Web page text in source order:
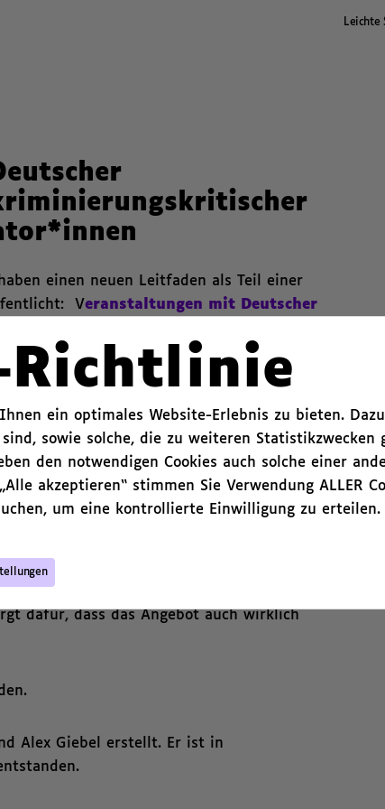
Richtlinie
ein optimales Website-Erlebnis zu bieten.
sowie solche, die zu weiteren Statistikzwecken
den notwendigen Cookies auch solche einer
akzeptieren“ stimmen Sie Verwendung ALLER
um eine kontrollierte Einwilligung zu erteilen.
Leichte
einen neuen Leitfaden als Teil einer
Veranstaltungen mit Deutscher
Leitfaden für Organisator*innen
Jahren begonnen, bei öffentlichen
Deutsch und
Deutscher Gebärdensprache
von Tauben Mitwirkenden und
die Zugänge schafft und
immer. Problematisch ist eine rein
Publikum erreicht oder die Inhalte nicht
kein Vorbereitungsmaterial bekommen
dabei
bleiben. Wichtig zu wissen: Es gibt
Dolmetschende, die zur Verfügung
dafür, dass das Angebot auch wirklich
Alex Giebel erstellt. Er ist in